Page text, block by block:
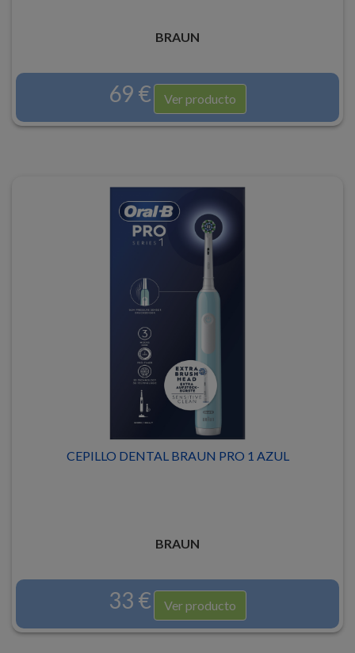
BRAUN
69 € Ver producto
CEPILLO DENTAL BRAUN PRO 1 AZUL
BRAUN
33 € Ver producto